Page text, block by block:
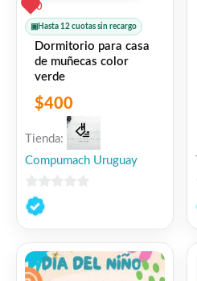
0
▣ Hasta 12 cuotas sin recargo
Dormitorio para casa
de muñecas color
verde
$400
Tienda:
Compumach Uruguay
0
de